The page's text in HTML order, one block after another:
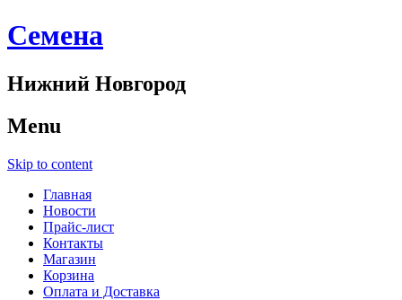
Cемена
Нижний Новгород
Menu
Skip to content
Главная
Новости
Прайс-лист
Контакты
Магазин
Корзина
Оплата и Доставка